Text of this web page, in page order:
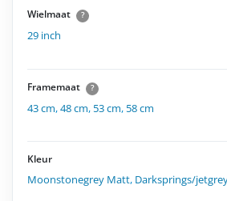
Wielmaat ?
29 inch
Framemaat ?
43 cm,48 cm, 53 cm, 58 cm
Kleur
Moonstonegrey Matt, Darksprings/